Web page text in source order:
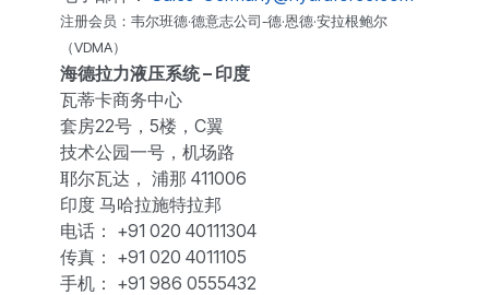
注册会员：韦尔班德·德意志公司-德·恩德·安拉根鲍尔
（VDMA）
海德拉力液压系统 – 印度
瓦蒂卡商务中心
套房22号，5楼，C翼
技术公园一号，机场路
耶尔瓦达， 浦那 411006
印度 马哈拉施特拉邦
电话： +91 020 40111304
传真： +91 020 4011105
手机： +91 986 0555432